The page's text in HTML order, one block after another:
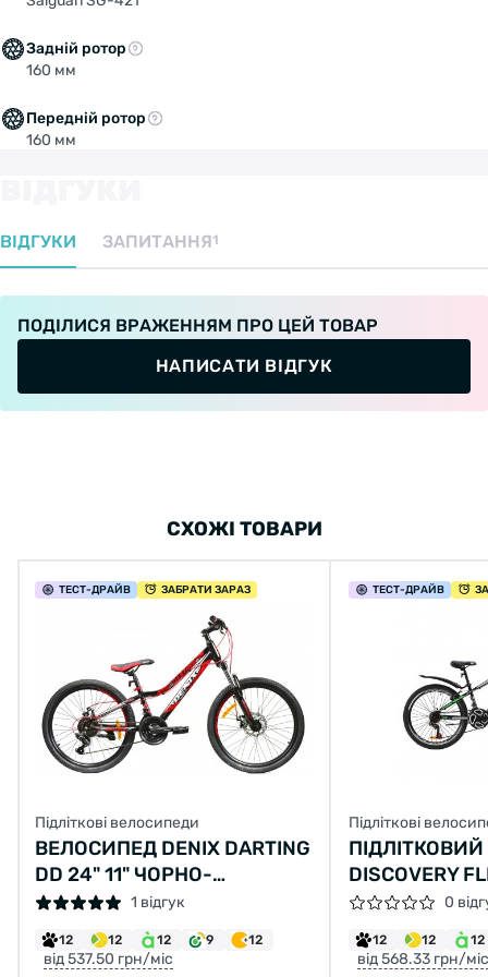
Задній ротор
160 мм
Передній ротор
160 мм
ВІДГУКИ ЗАПИТАННЯ1
ПОДІЛИСЯ ВРАЖЕННЯМ ПРО ЦЕЙ ТОВАР
НАПИСАТИ ВІДГУК
СХОЖІ ТОВАРИ
ТЕСТ-ДРАЙВ ЗАБРАТИ ЗАРАЗ
Підліткові велосипеди
ВЕЛОСИПЕД DENIX DARTING
DD 24" 11" ЧОРНО-
ЧЕРВОНИЙ1 відгук
12 12 12 9 12
від 537.50 грн/міс
ТЕСТ-ДРАЙВ
Підліткові
DISCOVERY
2020 24" 13"
ЧОРНИЙ
0
12 12 12
від 568.33 грн/міс